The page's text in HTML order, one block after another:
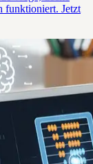
funktioniert. Jetzt